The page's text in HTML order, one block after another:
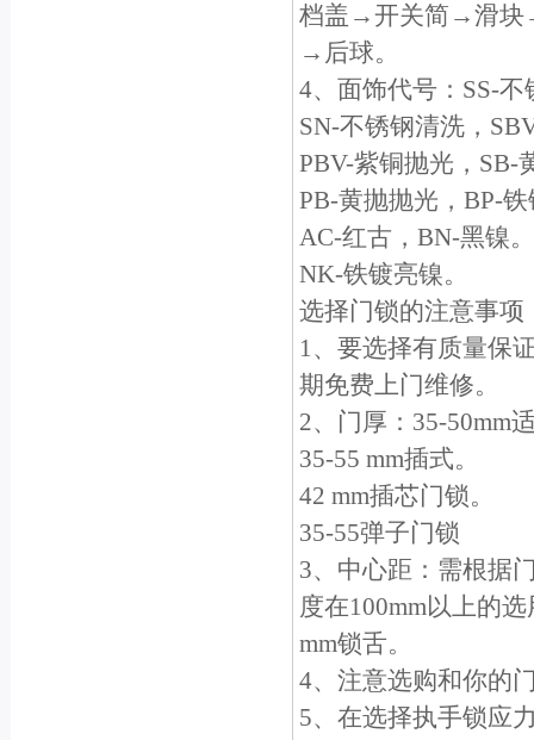
档盖→开关简→滑
→后球。
4、面饰代号：SS-
SN-不锈钢清洗，
PBV-紫铜抛光，SB-
PB-黄抛抛光，BP-
AC-红古，BN-黑镍。
NK-铁镀亮镍。
选择门锁的注意事项
1、要选择有质量保
期免费上门维修。
2、门厚：35-50mm
35-55 mm插式。
42 mm插芯门锁。
35-55弹子门锁
3、中心距：需根据
度在100mm以上的
mm锁舌。
4、注意选购和你的
5、在选择执手锁应